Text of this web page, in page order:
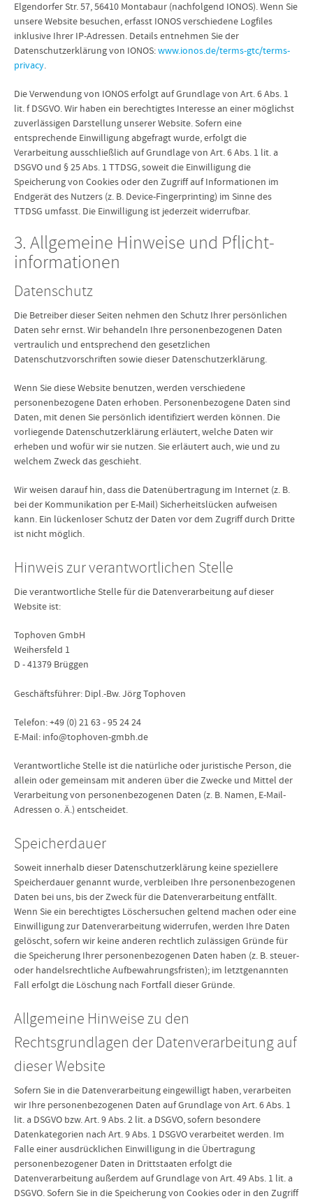
Elgendorfer Str. 57, 56410 Montabaur (nachfolgend IONOS). Wenn Sie
unsere Website besuchen, erfasst IONOS verschiedene Logfiles
inklusive Ihrer IP-Adressen. Details entnehmen Sie der
Datenschutzerklärung von IONOS:www.ionos.de/terms-gtc/terms-
privacy.
Die Verwendung von IONOS erfolgt auf Grundlage von Art. 6 Abs. 1
lit. f DSGVO. Wir haben ein berechtigtes Interesse an einer möglichst
zuverlässigen Darstellung unserer Website. Sofern eine
entsprechende Einwilligung abgefragt wurde, erfolgt die
Verarbeitung ausschließlich auf Grundlage von Art. 6 Abs. 1 lit. a
DSGVO und § 25 Abs. 1 TTDSG, soweit die Einwilligung die
Speicherung von Cookies oder den Zugriff auf Informationen im
Endgerät des Nutzers (z. B. Device-Fingerprinting) im Sinne des
TTDSG umfasst. Die Einwilligung ist jederzeit widerrufbar.
3. Allgemeine Hinweise und Pflicht­
informationen
Datenschutz
Die Betreiber dieser Seiten nehmen den Schutz Ihrer persönlichen
Daten sehr ernst. Wir behandeln Ihre personenbezogenen Daten
vertraulich und entsprechend den gesetzlichen
Datenschutzvorschriften sowie dieser Datenschutzerklärung.
Wenn Sie diese Website benutzen, werden verschiedene
personenbezogene Daten erhoben. Personenbezogene Daten sind
Daten, mit denen Sie persönlich identifiziert werden können. Die
vorliegende Datenschutzerklärung erläutert, welche Daten wir
erheben und wofür wir sie nutzen. Sie erläutert auch, wie und zu
welchem Zweck das geschieht.
Wir weisen darauf hin, dass die Datenübertragung im Internet (z. B.
bei der Kommunikation per E-Mail) Sicherheitslücken aufweisen
kann. Ein lückenloser Schutz der Daten vor dem Zugriff durch Dritte
ist nicht möglich.
Hinweis zur verantwortlichen Stelle
Die verantwortliche Stelle für die Datenverarbeitung auf dieser
Website ist:
Tophoven GmbH
Weihersfeld 1
D - 41379 Brüggen
Geschäftsführer: Dipl.-Bw. Jörg Tophoven
Telefon: +49 (0) 21 63 - 95 24 24
E-Mail: info@tophoven-gmbh.de
Verantwortliche Stelle ist die natürliche oder juristische Person, die
allein oder gemeinsam mit anderen über die Zwecke und Mittel der
Verarbeitung von personenbezogenen Daten (z. B. Namen, E-Mail-
Adressen o. Ä.) entscheidet.
Speicherdauer
Soweit innerhalb dieser Datenschutzerklärung keine speziellere
Speicherdauer genannt wurde, verbleiben Ihre personenbezogenen
Daten bei uns, bis der Zweck für die Datenverarbeitung entfällt.
Wenn Sie ein berechtigtes Löschersuchen geltend machen oder eine
Einwilligung zur Datenverarbeitung widerrufen, werden Ihre Daten
gelöscht, sofern wir keine anderen rechtlich zulässigen Gründe für
die Speicherung Ihrer personenbezogenen Daten haben (z. B. steuer-
oder handelsrechtliche Aufbewahrungsfristen); im letztgenannten
Fall erfolgt die Löschung nach Fortfall dieser Gründe.
Allgemeine Hinweise zu den
Rechtsgrundlagen der Datenverarbeitung auf
dieser Website
Sofern Sie in die Datenverarbeitung eingewilligt haben, verarbeiten
wir Ihre personenbezogenen Daten auf Grundlage von Art. 6 Abs. 1
lit. a DSGVO bzw. Art. 9 Abs. 2 lit. a DSGVO, sofern besondere
Datenkategorien nach Art. 9 Abs. 1 DSGVO verarbeitet werden. Im
Falle einer ausdrücklichen Einwilligung in die Übertragung
personenbezogener Daten in Drittstaaten erfolgt die
Datenverarbeitung außerdem auf Grundlage von Art. 49 Abs. 1 lit. a
DSGVO. Sofern Sie in die Speicherung von Cookies oder in den Zugriff